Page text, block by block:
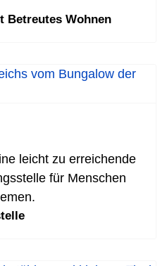
Betreutes Wohnen
leicht zu erreichende
für Menschen